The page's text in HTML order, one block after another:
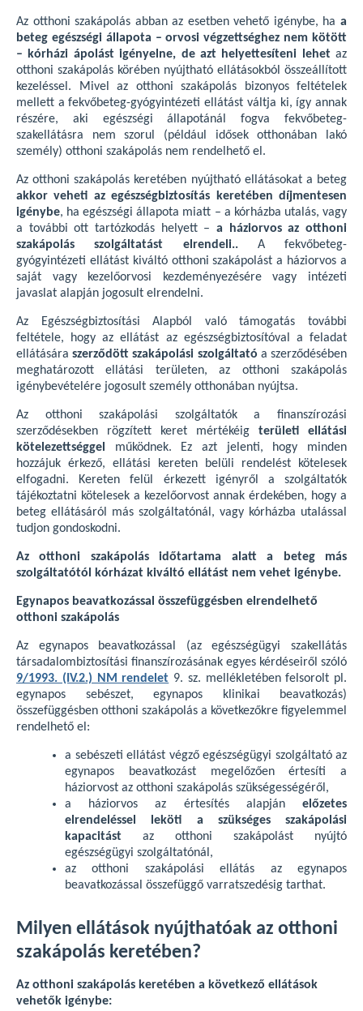
Az otthoni szakápolás abban az esetben vehető igénybe, ha a
beteg egészségi állapota – orvosi végzettséghez nem kötött
– kórházi ápolást igényelne, de azt helyettesíteni lehet az
otthoni szakápolás körében nyújtható ellátásokból összeállított
kezeléssel. Mivel az otthoni szakápolás bizonyos feltételek
mellett a fekvőbeteg-gyógyintézeti ellátást váltja ki, így annak
részére, aki egészségi állapotánál fogva fekvőbeteg-
szakellátásra nem szorul (például idősek otthonában lakó
személy) otthoni szakápolás nem rendelhető el.
Az otthoni szakápolás keretében nyújtható ellátásokat a beteg
akkor veheti az egészségbiztosítás keretében díjmentesen
igénybe, ha egészségi állapota miatt – a kórházba utalás, vagy
a további ott tartózkodás helyett – a háziorvos az otthoni
szakápolás szolgáltatást elrendeli.. A fekvőbeteg-
gyógyintézeti ellátást kiváltó otthoni szakápolást a háziorvos a
saját vagy kezelőorvosi kezdeményezésére vagy intézeti
javaslat alapján jogosult elrendelni.
Az Egészségbiztosítási Alapból való támogatás további
feltétele, hogy az ellátást az egészségbiztosítóval a feladat
ellátásáraszerződött szakápolási szolgáltató a szerződésében
meghatározott ellátási területen, az otthoni szakápolás
igénybevételére jogosult személy otthonában nyújtsa.
Az otthoni szakápolási szolgáltatók a finanszírozási
szerződésekben rögzített keret mértékéig területi ellátási
kötelezettséggel
működnek. Ez azt jelenti, hogy minden
hozzájuk érkező, ellátási kereten belüli rendelést kötelesek
elfogadni. Kereten felül érkezett igényről a szolgáltatók
tájékoztatni kötelesek a kezelőorvost annak érdekében, hogy a
beteg ellátásáról más szolgáltatónál, vagy kórházba utalással
tudjon gondoskodni.
Az otthoni szakápolás időtartama alatt a beteg más
szolgáltatótól kórházat kiváltó ellátást nem vehet igénybe.
Egynapos beavatkozással összefüggésben elrendelhető
otthoni szakápolás
Az egynapos beavatkozással (az egészségügyi szakellátás
társadalombiztosítási finanszírozásának egyes kérdéseiről szóló
9/1993. (IV.2.) NM rendelet 9. sz. mellékletében felsorolt pl.
egynapos sebészet, egynapos klinikai beavatkozás)
összefüggésben otthoni szakápolás a következőkre figyelemmel
rendelhető el:
a sebészeti ellátást végző egészségügyi szolgáltató az
egynapos beavatkozást megelőzően értesíti a
háziorvost az otthoni szakápolás szükségességéről,
a háziorvos az értesítés alapján előzetes
elrendeléssel leköti a szükséges szakápolási
kapacitást az otthoni szakápolást nyújtó
egészségügyi szolgáltatónál,
az otthoni szakápolási ellátás az egynapos
beavatkozással összefüggő varratszedésig tarthat.
Milyen ellátások nyújthatóak az otthoni
szakápolás keretében?
Az otthoni szakápolás keretében a következő ellátások
vehetők igénybe: